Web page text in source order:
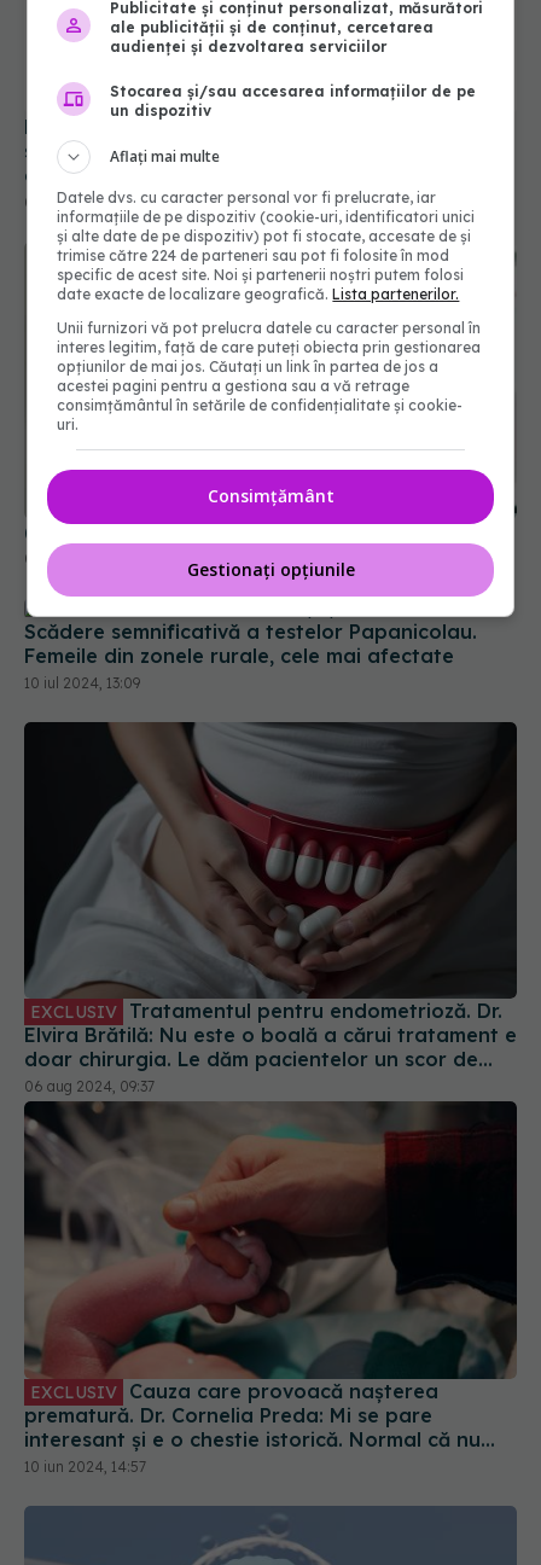
De ce aleg medicii să congeleze embrionii? Noua
strategie care schimbă șansele de a avea un
copil
07 iul 2026, 19:43
(P) Evoluția sarcinii la femei, etapă cu etapă
09 iul 2024, 11:46
Scădere semnificativă a testelor Papanicolau.
Femeile din zonele rurale, cele mai afectate
10 iul 2024, 13:09
EXCLUSIV
Elvira Brătilă: Nu este o boală a cărui tratament e
doar chirurgia. Le dăm pacientelor un scor de
fertilitate
06 aug 2024, 09:37
EXCLUSIV
prematură. Dr. Cornelia Preda: Mi se pare
interesant și e o chestie istorică. Normal că nu
poți să duci la termen
10 iun 2024, 14:57
Publicitate și conținut personalizat, măsurători
ale publicității și de conținut, cercetarea
audienței și dezvoltarea serviciilor
Stocarea și/sau accesarea informațiilor de pe
un dispozitiv
Aflați mai multe
Datele dvs. cu caracter personal vor fi prelucrate, iar
informațiile de pe dispozitiv (cookie-uri, identificatori unici
și alte date de pe dispozitiv) pot fi stocate, accesate de și
trimise către 224 de parteneri sau pot fi folosite în mod
specific de acest site. Noi și partenerii noștri putem folosi
date exacte de localizare geografică.Lista partenerilor.
Unii furnizori vă pot prelucra datele cu caracter personal în
interes legitim, față de care puteți obiecta prin gestionarea
opțiunilor de mai jos. Căutați un link în partea de jos a
acestei pagini pentru a gestiona sau a vă retrage
consimțământul în setările de confidențialitate și cookie-
uri.
Consimțământ
Gestionați opțiunile